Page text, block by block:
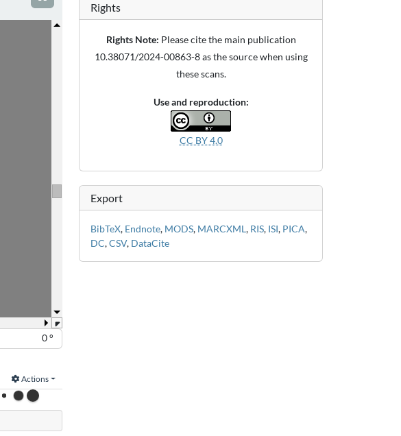
0 °
Actions
Rights
Rights Note: Please cite the main publication
10.38071/2024-00863-8 as the source when using
these scans.
Use and reproduction:
CC BY 4.0
Export
BibTeX, Endnote, MODS, MARCXML, RIS, ISI, PICA,
DC,CSV, DataCite